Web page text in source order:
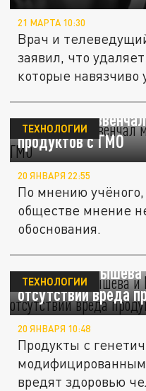
21 МАРТА 10:30
Врач и
заявил, что
которые навязчиво
Биохимик
продуктов с ГМО
ТЕХНОЛОГИИ
20 ЯНВАРЯ 22:55
По мнению
обществе мнение
обоснования.
Доктора Малышева
отсутствии вреда
ТЕХНОЛОГИИ
20 ЯНВАРЯ 10:48
Продукты с
вредят здоровью